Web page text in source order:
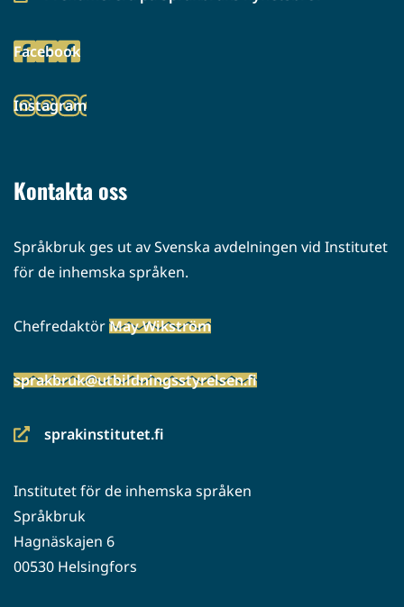
(siirryt
palveluun)
Facebook
(siirryt
palveluun)
Instagram
(siirryt
Kontakta oss
Språkbruk ges ut av Svenska avdelningen vid Institutet
för de inhemska språken.
ChefredaktörMay Wikström
sprakbruk@utbildningsstyrelsen.fi
sprakinstitutet.fi
(siirryt
palveluun)
Institutet för de inhemska språken
Språkbruk
Hagnäskajen 6
00530 Helsingfors